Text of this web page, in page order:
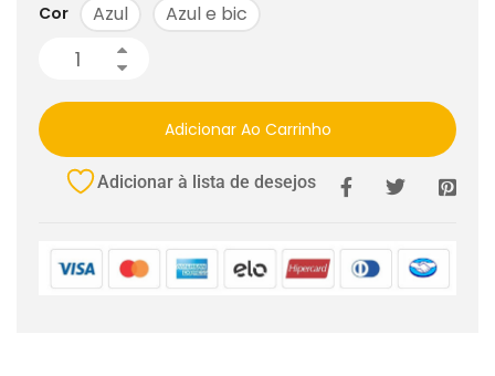
Cor Azul Azul e bic
Adicionar Ao Carrinho
Adicionar à lista de desejos